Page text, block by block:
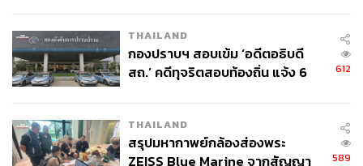
เรือนกระจกรวมทั้งหมดในปี 2593 การปล่อยก๊าซเรือน
กระจกหลังจาก พ.ศ. 2593 จะเป็นไปตามแนวทางของ IPCC
ที่ขีดจำกัดอุณหภูมิ 2 องศาเซลเซียส โดยที่ภายใน พ.ศ. 2633
ประเทศไทยจะบรรลุความสมดุลระหว่างการปล่อยก๊าซเรือน
กลับด้วยแหล่งดูดซับต่างๆ
THAILAND
กองปราบฯ สอบเข้ม ‘อดีตอธิบดี
สถ.’ คดีทุจริตสอบท้องถิ่น แจ้ง 6
612
THAILAND
สรุปมหากาพย์กล้องส่องพระ
ZEISS Blue Marine จากสัญญา
589